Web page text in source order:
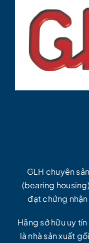
GLH chuyên
(bearing
đạt chứng
Hãng sở hữu uy
là nhà sản xuất